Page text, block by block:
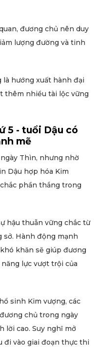
đương chủ nên duy
lượng đường và tinh
hướng xuất hành đại
thêm nhiều tài lộc vững
5 - tuổi Dậu có
mẽ
Thìn, nhưng nhờ
Dậu hợp hóa Kim
phần thắng trong
hậu thuẫn vững chắc từ
sở. Hành động mạnh
khăn sẽ giúp đương
lực vượt trội của
sinh Kim vượng, các
chủ trong ngày
lời cao. Suy nghĩ mở
đi vào giai đoạn thực thi